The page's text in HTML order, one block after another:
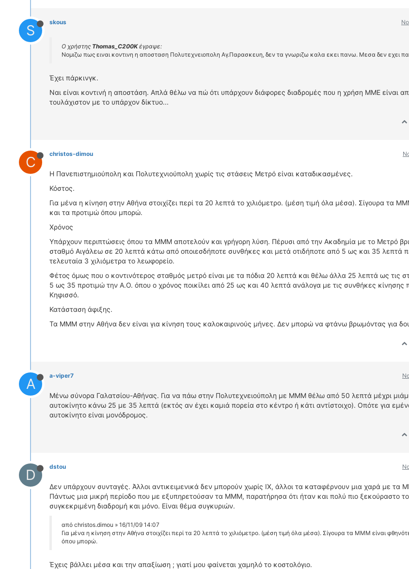
S skous
Ο χρήστης Thomas_C200Kέγραψε:
Νομιζω πως ειναι κοντινη η αποσταση Πολυτεχνειοπολη Αγ.Παρασκευη, δεν τα γνωριζω καλα εκει πανω. Μεσα δεν εχει
Έχει πάρκινγκ.
Ναι είναι κοντινή η αποστάση. Απλά θέλω να πώ ότι υπάρχουν διάφορες διαδρομές που η χρήση ΜΜΕ είναι
τουλάχιστον με το υπάρχον δίκτυο...
C christos-dimou
Η Πανεπιστημιούπολη και Πολυτεχνιούπολη χωρίς τις στάσεις Μετρό είναι καταδικασμένες.
Κόστος.
Για μένα η κίνηση στην Αθήνα στοιχίζει περί τα 20 λεπτά το χιλιόμετρο. (μέση τιμή όλα μέσα). Σίγουρα τα
και τα προτιμώ όπου μπορώ.
Χρόνος
Υπάρχουν περιπτώσεις όπου τα ΜΜΜ αποτελούν και γρήγορη λύση. Πέρυσι από την Ακαδημία με το Μετρό
σταθμό Αιγάλεω σε 20 λεπτά κάτω από οποιεσδήποτε συνθήκες και μετά οτιδήποτε από 5 ως και 35 λεπτά
τελευταία 3 χιλιόμετρα το λεωφορείο.
Φέτος όμως που ο κοντινότερος σταθμός μετρό είναι με τα πόδια 20 λεπτά και θέλω άλλα 25 λεπτά ως τις
5 ως 35 προτιμώ την Α.Ο. όπου ο χρόνος ποικίλει από 25 ως και 40 λεπτά ανάλογα με τις συνθήκες κίνησης
Κηφισσό.
Κατάσταση άφιξης.
Τα ΜΜΜ στην Αθήνα δεν είναι για κίνηση τους καλοκαιρινούς μήνες. Δεν μπορώ να φτάνω βρωμόντας για
A a-viper7
Μένω σύνορα Γαλατσίου-Αθήνας. Για να πάω στην Πολυτεχνειούπολη με ΜΜΜ θέλω από 50 λεπτά μέχρι
αυτοκίνητο κάνω 25 με 35 λεπτά (εκτός αν έχει καμιά πορεία στο κέντρο ή κάτι αντίστοιχο). Οπότε για
αυτοκίνητο είναι μονόδρομος.
D dstou
Δεν υπάρχουν συνταγές. Άλλοι αντικειμενικά δεν μπορούν χωρίς ΙΧ, άλλοι τα καταφέρνουν μια χαρά με τα
Πάντως μια μικρή περίοδο που με εξυπηρετούσαν τα ΜΜΜ, παρατήρησα ότι ήταν και πολύ πιο ξεκούραστο
συγκεκριμένη διαδρομή και μόνο. Είναι θέμα συγκυριών.
από christos.dimou » 16/11/09 14:07
Για μένα η κίνηση στην Αθήνα στοιχίζει περί τα 20 λεπτά το χιλιόμετρο. (μέση τιμή όλα μέσα). Σίγουρα τα ΜΜΜ είναι
όπου μπορώ.
Έχεις βάλλει μέσα και την απαξίωση ; γιατί μου φαίνεται χαμηλό το κοστολόγιο.